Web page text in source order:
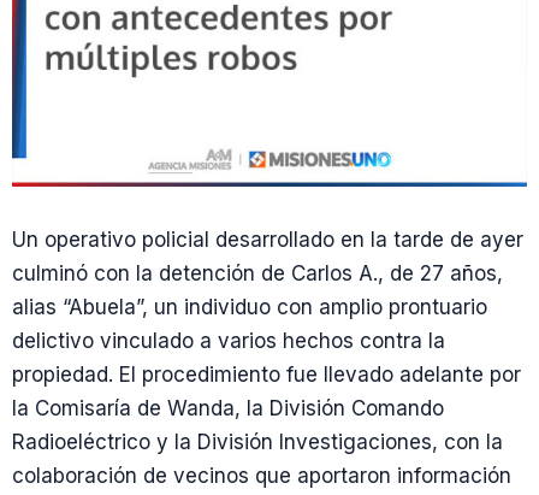
Un operativo policial desarrollado en la tarde de ayer
culminó con la detención de Carlos A., de 27 años,
alias “Abuela”, un individuo con amplio prontuario
delictivo vinculado a varios hechos contra la
propiedad. El procedimiento fue llevado adelante por
la Comisaría de Wanda, la División Comando
Radioeléctrico y la División Investigaciones, con la
colaboración de vecinos que aportaron información